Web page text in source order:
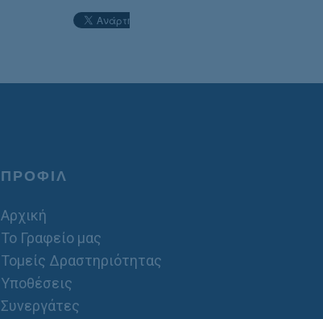
ΠΡΟΦΙΛ
Αρχική
Το Γραφείο μας
Τομείς Δραστηριότητας
Υποθέσεις
Συνεργάτες